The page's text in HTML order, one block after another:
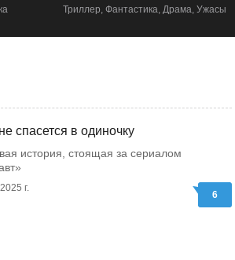
Триллер, Фантастика, Драма, Ужасы
спасется в одиночку
история, стоящая за сериалом
г.
6